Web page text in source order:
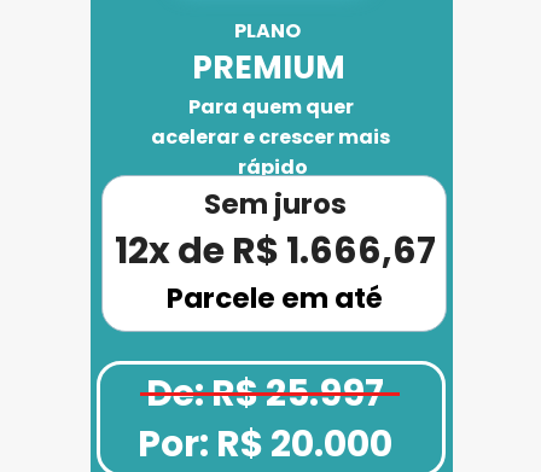
PLANO
PREMIUM
Para quem quer
acelerar e crescer mais
rápido
Parcele em até
12x de R$ 1.666,67
Sem juros
De: R$ 25.997
Por: R$ 20.000